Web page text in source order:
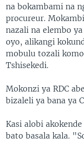
na bokambami na
procureur.
nazali na elembo
oyo, alikangi
mobulu tozali
Tshisekedi.
Mokonzi ya RDC
bizaleli ya bana ya
Kasi alobi
bato basala kala.